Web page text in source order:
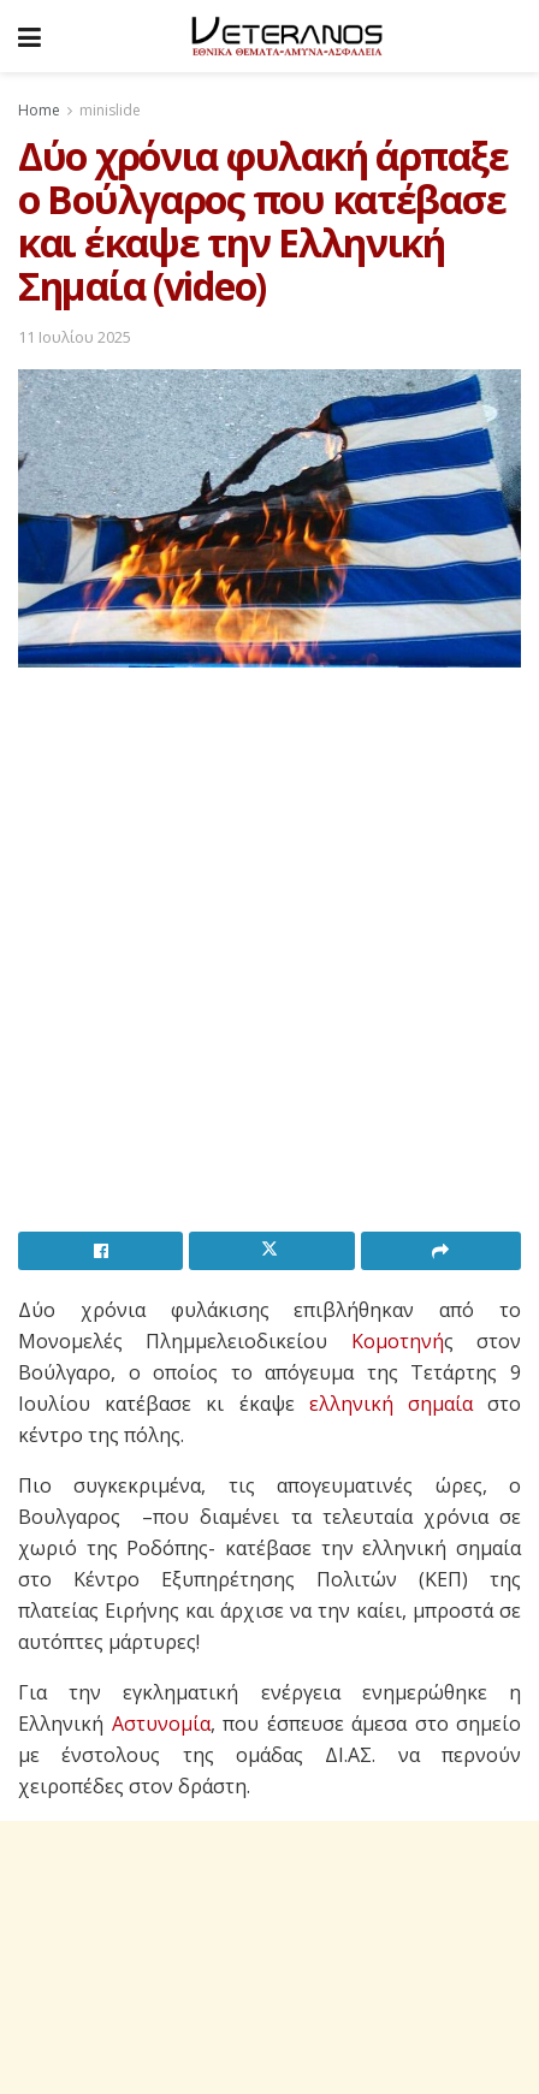
Home minislide
Δύο χρόνια φυλακή άρπαξε
ο Βούλγαρος που κατέβασε
και έκαψε την Ελληνική
Σημαία (video)
11 Ιουλίου 2025
Δύο χρόνια φυλάκισης επιβλήθηκαν από το
Μονομελές Πλημμελειοδικείου Κομοτηνής στον
Βούλγαρο, ο οποίος το απόγευμα της Τετάρτης 9
Ιουλίου κατέβασε κι έκαψε ελληνική σημαίαστο
κέντρο της πόλης.
Πιο συγκεκριμένα, τις απογευματινές ώρες, ο
Βουλγαρος –που διαμένει τα τελευταία χρόνια σε
χωριό της Ροδόπης- κατέβασε την ελληνική σημαία
στο Κέντρο Εξυπηρέτησης Πολιτών (ΚΕΠ) της
πλατείας Ειρήνης και άρχισε να την καίει, μπροστά σε
αυτόπτες μάρτυρες!
Για την εγκληματική ενέργεια ενημερώθηκε η
Ελληνική Αστυνομία, που έσπευσε άμεσα στο σημείο
με ένστολους της ομάδας ΔΙ.ΑΣ. να περνούν
χειροπέδες στον δράστη.